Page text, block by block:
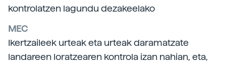
kontrolatzen lagundu dezakeelako
MEC
Ikertzaileek urteak eta urteak daramatzate
landareen loratzearen kontrola izan nahian, eta,